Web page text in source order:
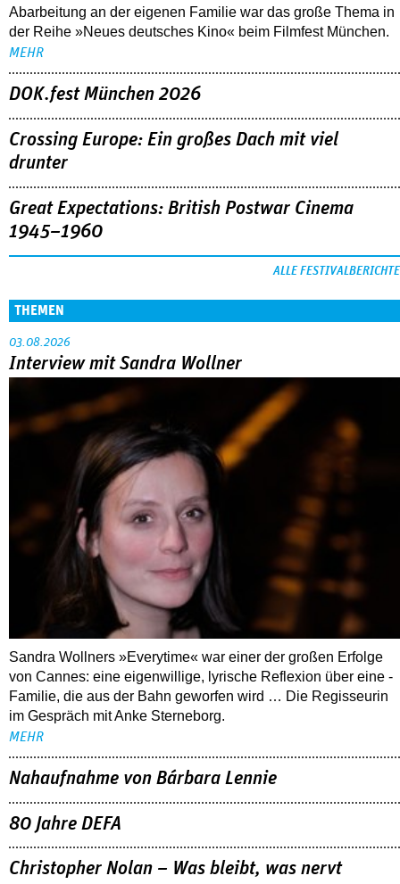
Abarbeitung an der eigenen Familie war das große Thema in
der Reihe »Neues deutsches Kino« beim Filmfest München.
MEHR
DOK.fest München 2026
Crossing Europe: Ein großes Dach mit viel
drunter
Great Expectations: British Postwar Cinema
1945–1960
ALLE FESTIVALBERICHTE
THEMEN
03.08.2026
Interview mit Sandra Wollner
Sandra Wollners »Everytime« war einer der großen Erfolge
von Cannes: eine eigenwillige, lyrische Reflexion über eine ­
Familie, die aus der Bahn geworfen wird … Die Regisseurin
im Gespräch mit Anke Sterneborg.
MEHR
Nahaufnahme von Bárbara Lennie
80 Jahre DEFA
Christopher Nolan – Was bleibt, was nervt